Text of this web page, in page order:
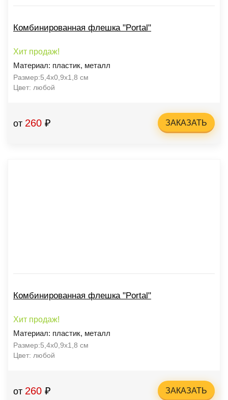
Комбинированная флешка "Portal"
Хит продаж!
Материал: пластик, металл
Размер:5,4х0,9х1,8 см
Цвет: любой
от 260 ₽ ЗАКАЗАТЬ
Комбинированная флешка "Portal"
Хит продаж!
Материал: пластик, металл
Размер:5,4х0,9х1,8 см
Цвет: любой
от 260 ₽ ЗАКАЗАТЬ